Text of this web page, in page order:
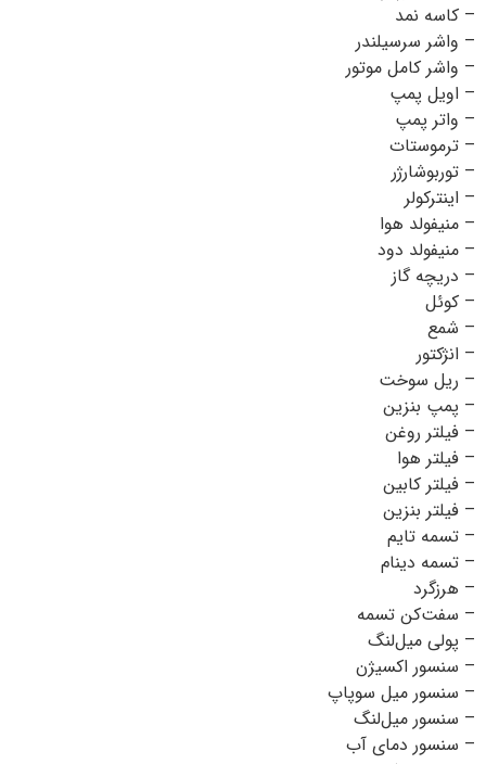
– کاسه نمد
– واشر سرسیلندر
– واشر کامل موتور
– اویل پمپ
– واتر پمپ
– ترموستات
– توربوشارژر
– اینترکولر
– منیفولد هوا
– منیفولد دود
– دریچه گاز
– کوئل
– شمع
– انژکتور
– ریل سوخت
– پمپ بنزین
– فیلتر روغن
– فیلتر هوا
– فیلتر کابین
– فیلتر بنزین
– تسمه تایم
– تسمه دینام
– هرزگرد
– سفت‌کن تسمه
– پولی میل‌لنگ
– سنسور اکسیژن
– سنسور میل سوپاپ
– سنسور میل‌لنگ
– سنسور دمای آب